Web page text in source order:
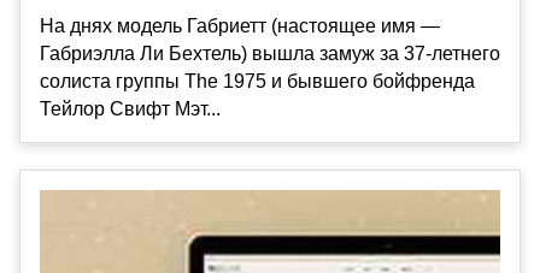
На днях модель Габриетт (настоящее имя —
Габриэлла Ли Бехтель) вышла замуж за 37-летнего
солиста группы The 1975 и бывшего бойфренда
Тейлор Свифт Мэт...